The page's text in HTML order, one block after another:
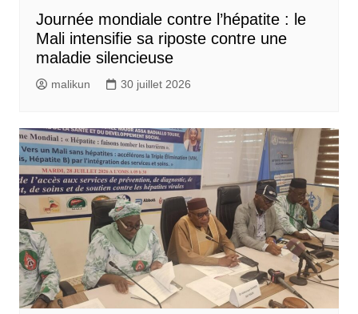
Journée mondiale contre l’hépatite : le
Mali intensifie sa riposte contre une
maladie silencieuse
malikun 30 juillet 2026